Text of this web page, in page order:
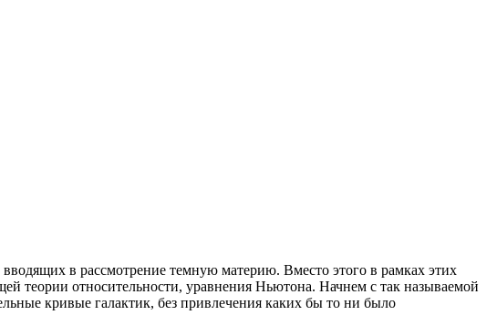
в рассмотрение темную материю. Вместо этого в рамках этих
теории относительности, уравнения Ньютона. Начнем с так называемой
кривые галактик, без привлечения каких бы то ни было